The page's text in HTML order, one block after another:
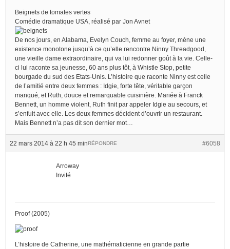
Beignets de tomates vertes
Comédie dramatique USA, réalisé par Jon Avnet
De nos jours, en Alabama, Evelyn Couch, femme au foyer, mène une
existence monotone jusqu’à ce qu’elle rencontre Ninny Threadgood,
une vieille dame extraordinaire, qui va lui redonner goût à la vie. Celle-
ci lui raconte sa jeunesse, 60 ans plus tôt, à Whistle Stop, petite
bourgade du sud des Etats-Unis. L’histoire que raconte Ninny est celle
de l’amitié entre deux femmes : Idgie, forte tête, véritable garçon
manqué, et Ruth, douce et remarquable cuisinière. Mariée à Franck
Bennett, un homme violent, Ruth finit par appeler Idgie au secours, et
s’enfuit avec elle. Les deux femmes décident d’ouvrir un restaurant.
Mais Bennett n’a pas dit son dernier mot…
22 mars 2014 à 22 h 45 min #6058
RÉPONDRE
Arroway
Invité
Proof (2005)
L’histoire de Catherine, une mathématicienne en grande partie